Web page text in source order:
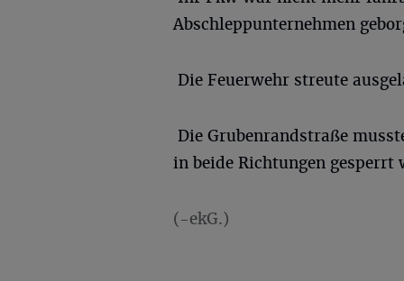
Abschleppunternehmen
Die Feuerwehr streute
Die Grubenrandstraße
in beide Richtungen gesperrt
(-ekG.)